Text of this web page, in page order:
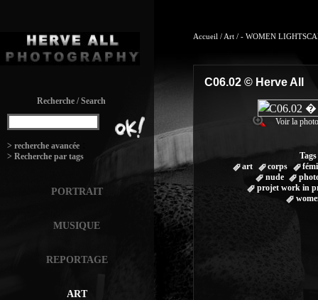
Recherche / Search
> recherche avancée
> Recherche par tags
PORTRAIT
MUSIQUE
REPORTAGE
ART
Accueil / Art / - WOMEN
C06.02 © Herve All
Voir la
art
corps
nude
projet work in